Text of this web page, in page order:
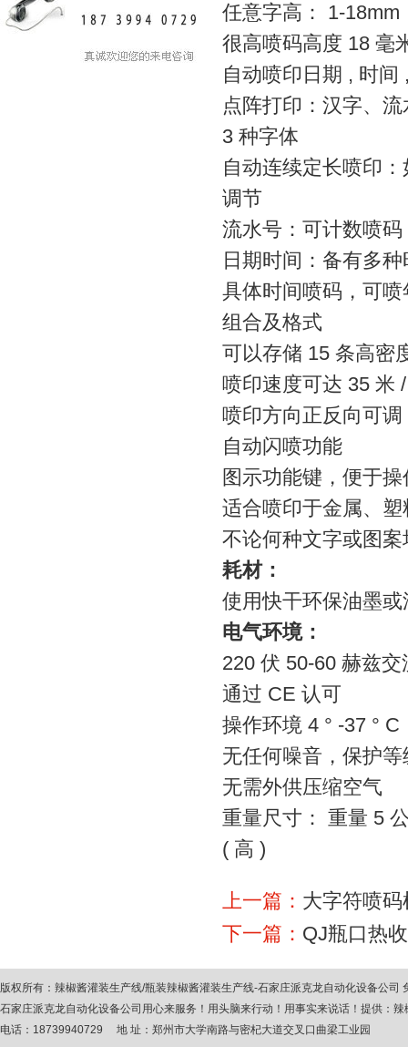
任意字高： 1-18mm
很高喷码高度 18 毫
自动喷印日期 , 时间
点阵打印：汉字、
3 种字体
自动连续定长喷印
调节
流水号：可计数喷
日期时间：备有多
具体时间喷码，可
组合及格式
可以存储 15 条高密
喷印速度可达 35 米
喷印方向正反向可调
自动闪喷功能
图示功能键，便于操
适合喷印于金属、
不论何种文字或图
耗材：
使用快干环保油墨
电气环境：
220 伏 50-60 赫兹
通过 CE 认可
操作环境 4 ° -37 ° C
无任何噪音，保护等
无需外供压缩空气
重量尺寸： 重量 5
( 高 )
上一篇： 大字符喷码
下一篇： QJ瓶口热
版权所有： 辣椒酱灌装生产线/瓶装辣椒酱灌装生产线-石家庄派克龙自动化设备公司
石家庄派克龙自动化设备公司用心来服务！用头脑来行动！用事实来说话！提供： 辣
电话：18739940729 地 址：郑州市大学南路与密杞大道交叉口曲梁工业园